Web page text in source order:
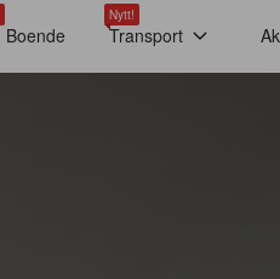
Boende
Nytt!
Transport